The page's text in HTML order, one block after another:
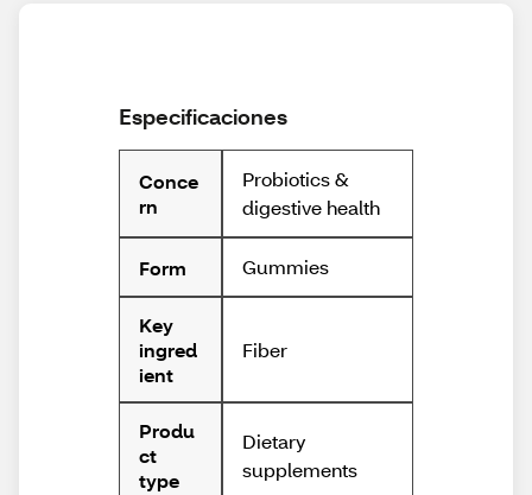
Especificaciones
Conce
rn
Probiotics &
digestive health
Form Gummies
Key
ingred
ient
Fiber
Produ
ct
type
Dietary
supplements